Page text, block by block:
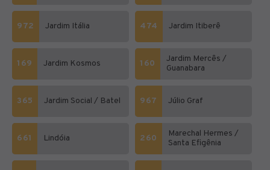
972 Jardim Itália 474 Jardim Itiberê
169 Jardim Kosmos 160
Jardim Mercês /
Guanabara
365 Jardim Social / Batel 967 Júlio Graf
661 Lindóia 260
Marechal Hermes /
Santa Efigênia